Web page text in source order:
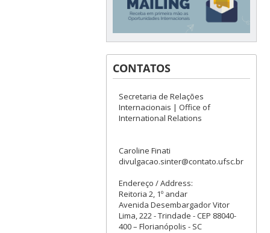
CONTATOS
Secretaria de Relações
Internacionais | Office of
International Relations
Caroline Finati
divulgacao.sinter@contato.ufsc.br
Endereço / Address:
Reitoria 2, 1º andar
Avenida Desembargador Vitor
Lima, 222 - Trindade - CEP 88040-
400 – Florianópolis - SC